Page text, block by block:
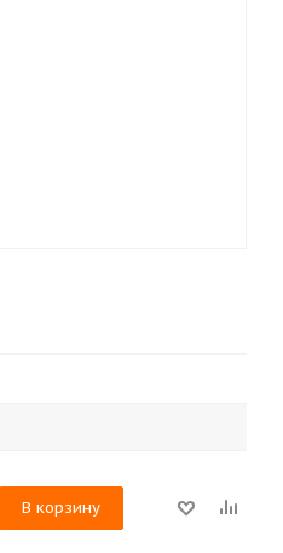
В корзину